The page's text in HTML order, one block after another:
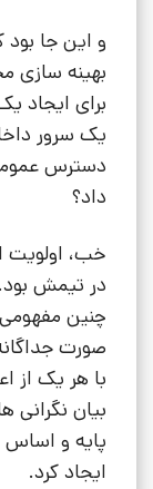
و این جا بود
بهینه سازی
برای ایجاد
یک سرور
دسترس
داد؟
خب، اولویت
در تیمش بود.
چنین
صورت
با هر یک از
بیان نگرانی
پایه و اساس
ایجاد کرد.